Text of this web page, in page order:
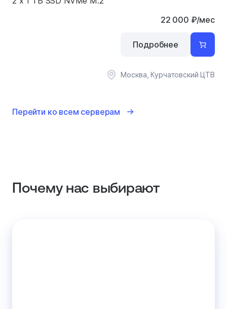
22 000 ₽/мес
Москва, Курчатовский ЦТВ
Подробнее
Перейти ко всем серверам
Почему нас выбирают